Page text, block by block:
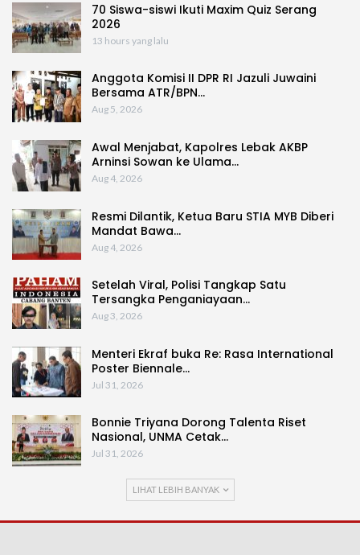
70 Siswa-siswi Ikuti Maxim Quiz Serang
2026
13 hours yang lalu
Anggota Komisi II DPR RI Jazuli Juwaini
Bersama ATR/BPN…
Aug 5, 2026
Awal Menjabat, Kapolres Lebak AKBP
Arninsi Sowan ke Ulama…
Aug 4, 2026
Resmi Dilantik, Ketua Baru STIA MYB Diberi
Mandat Bawa…
Aug 4, 2026
Setelah Viral, Polisi Tangkap Satu
Tersangka Penganiayaan…
Aug 3, 2026
Menteri Ekraf buka Re: Rasa International
Poster Biennale…
Jul 31, 2026
Bonnie Triyana Dorong Talenta Riset
Nasional, UNMA Cetak…
Jul 31, 2026
LIHAT LEBIH BANYAK